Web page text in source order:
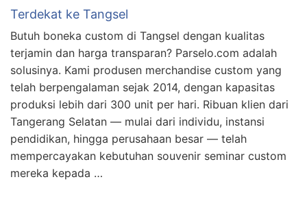
Terdekat ke Tangsel
Butuh boneka custom di Tangsel dengan kualitas
terjamin dan harga transparan? Parselo.com adalah
solusinya. Kami produsen merchandise custom yang
telah berpengalaman sejak 2014, dengan kapasitas
produksi lebih dari 300 unit per hari. Ribuan klien dari
Tangerang Selatan — mulai dari individu, instansi
pendidikan, hingga perusahaan besar — telah
mempercayakan kebutuhan souvenir seminar custom
mereka kepada …